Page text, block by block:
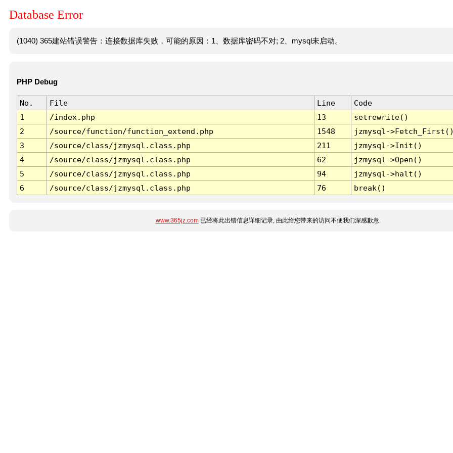
Database Error
(1040) 365建站错误警告：连接数据库失败，可能的原因：1、数据库密码不对; 2、mysql未启动。
PHP Debug
No. File Line
Code
1
/index.php 13
setrewrite()
2
/source/function/function_extend.php 1548
jzmysql-
3
/source/class/jzmysql.class.php 211
jzmysql->Init()
4
/source/class/jzmysql.class.php 62
jzmysql->Open()
5
/source/class/jzmysql.class.php 94
jzmysql->halt()
6
/source/class/jzmysql.class.php 76 break()
www.365jz.com已经将此出错信息详细记录, 由此给您带来的访问不便我们深感歉意.